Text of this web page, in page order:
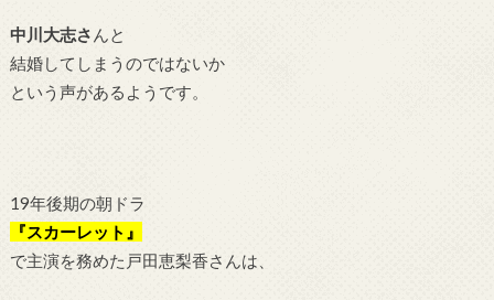
中川大志さ んと
結婚してしまうのではないか
という声があるようです。
19年後期の朝ドラ
『スカーレット』
で主演を務めた戸田恵梨香さんは、